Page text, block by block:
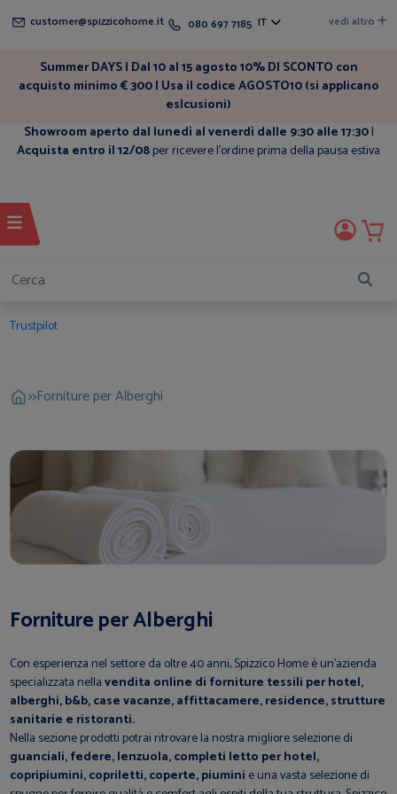
customer@spizzicohome.it 080 697 7185 IT vedi altro
Summer DAYS | Dal 10 al 15 agosto 10% DI SCONTO con
acquisto minimo € 300 | Usa il codice AGOSTO10 (si applicano
eslcusioni)
Showroom aperto dal lunedì al venerdì dalle 9:30 alle 17:30|
Acquista entro il 12/08per ricevere l'ordine prima della pausa estiva
Trustpilot
>>Forniture per Alberghi
Forniture per Alberghi
Con esperienza nel settore da oltre 40 anni, Spizzico Home è un'azienda
specializzata nellavendita online di forniture tessili per hotel,
alberghi, b&b, case vacanze, affittacamere, residence, strutture
sanitarie e ristoranti.
Nella sezione prodotti potrai ritrovare la nostra migliore selezione di
guanciali, federe, lenzuola, completi letto per hotel,
copripiumini, copriletti, coperte, piumini e una vasta selezione di